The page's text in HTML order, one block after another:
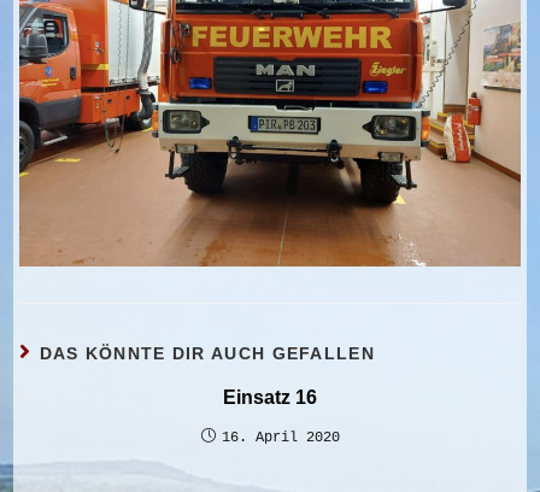
DAS KÖNNTE DIR AUCH GEFALLEN
Einsatz 16
16. April 2020